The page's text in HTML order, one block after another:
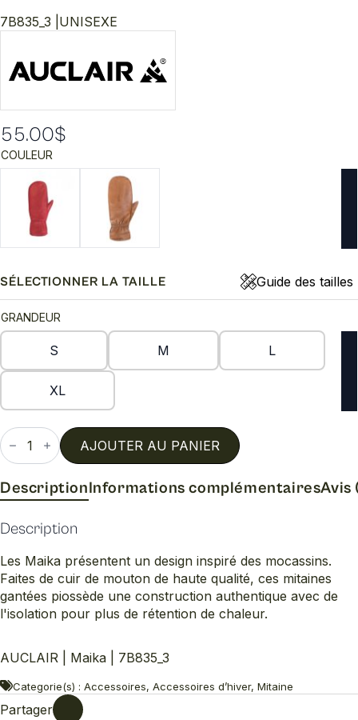
7B835_3 | UNISEXE
55.00$
COULEUR
SÉLECTIONNER LA TAILLE Guide des tailles
GRANDEUR
S M L
XL
quantité
de
Maika
AJOUTER AU PANIER
DescriptionInformations complémentairesAvis
Description
Les Maika présentent un design inspiré des mocassins.
Faites de cuir de mouton de haute qualité, ces mitaines
gantées piossède une construction authentique avec de
l'isolation pour plus de rétention de chaleur.
AUCLAIR | Maika | 7B835_3
Categorie(s) : Accessoires, Accessoires d’hiver, Mitaine
Partager